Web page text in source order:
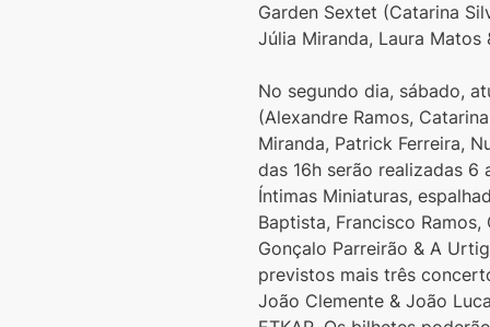
Garden Sextet (Catarina
Júlia Miranda, Laura
No segundo dia, sábado,
(Alexandre Ramos,
Miranda, Patrick Ferreira,
das 16h serão realizadas
Íntimas Miniaturas,
Baptista, Francisco
Gonçalo Parreirão & A
previstos mais três
João Clemente & João